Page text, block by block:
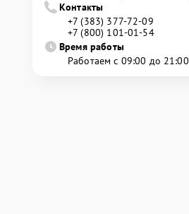
Контакты
+7 (383) 377-72-09
+7 (800) 101-01-54
Время работы
Работаем с 09:00 до 21:00